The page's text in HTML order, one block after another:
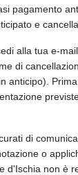
pagamento
e
alla tua e-
di
di
o
non